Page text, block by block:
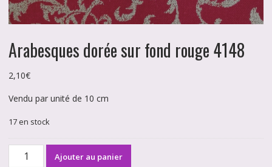
Arabesques dorée sur fond rouge 4148
2,10€
Vendu par unité de 10 cm
17 en stock
quantité
Ajouter au panier